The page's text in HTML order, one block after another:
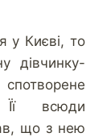
у Києві, то
дівчинку-
всюди
що з нею